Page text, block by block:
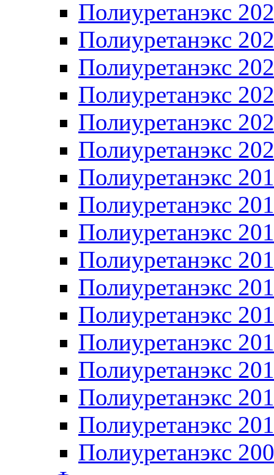
Полиуретанэкс
Полиуретанэкс
Полиуретанэкс
Полиуретанэкс
Полиуретанэкс
Полиуретанэкс
Полиуретанэкс
Полиуретанэкс
Полиуретанэкс
Полиуретанэкс
Полиуретанэкс
Полиуретанэкс
Полиуретанэкс
Полиуретанэкс
Полиуретанэкс
Полиуретанэкс
Полиуретанэкс